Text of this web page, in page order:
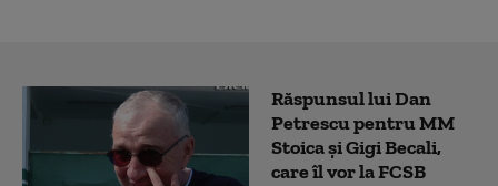
Răspunsul lui Dan
Petrescu pentru MM
Stoica și Gigi Becali,
care îl vor la FCSB